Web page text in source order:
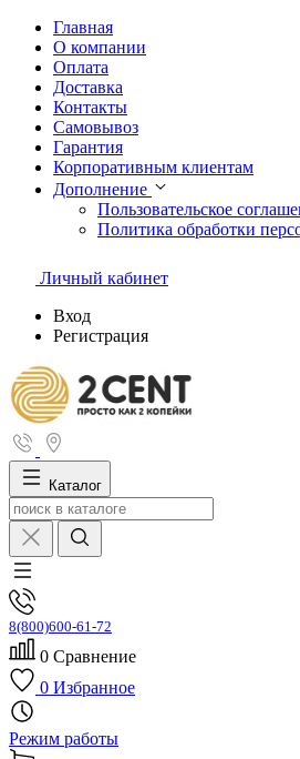
Главная
О компании
Оплата
Доставка
Контакты
Самовывоз
Гарантия
Корпоративным клиентам
Дополнение
Пользовательское
Политика обработки
Личный кабинет
Вход
Регистрация
Каталог
8(800)600-61-72
0 Сравнение
0 Избранное
Режим работы